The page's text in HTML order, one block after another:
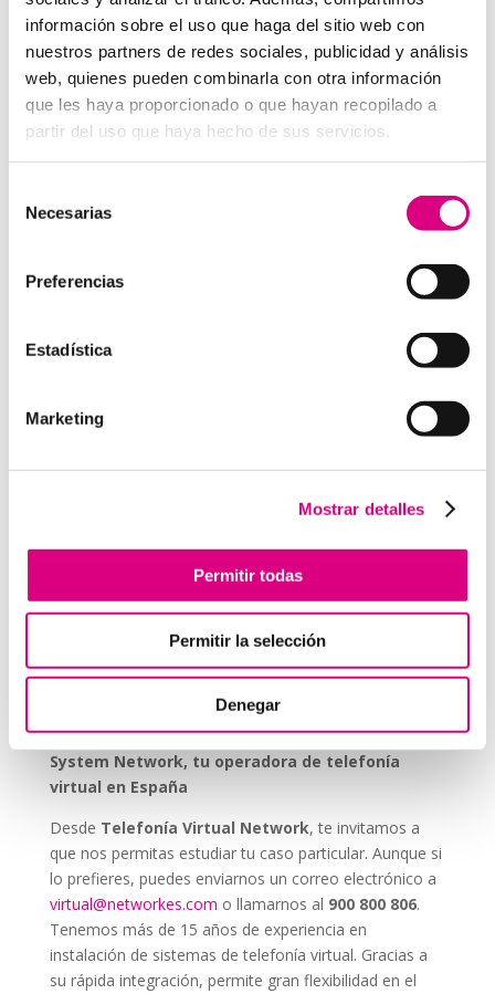
información sobre el uso que haga del sitio web con
nuestros partners de redes sociales, publicidad y análisis
web, quienes pueden combinarla con otra información
que les haya proporcionado o que hayan recopilado a
partir del uso que haya hecho de sus servicios.
Necesarias
Preferencias
Estadística
Marketing
Mostrar detalles
Permitir todas
Permitir la selección
Denegar
Audio en alta definición (HD).
Reducción activa de ruido.
Botones de emergencia o comunicación directa.
Posibilidad de conexión con fibra óptica o redes
simplificar el cableado.
Beneficios de implementar
interfonos IP en tus
Seguridad operativa:
permite actuar rápidamente
Mejora de la eficiencia:
facilita la coordinación en
inspección.
diseñados para durar en
Invertir en un buen sistema de intercomunicación es
tan importante como asegurar una buena red eléctrica.
interfonos IP para aerogeneradores
pieza clave en la gestión moderna de parques eólicos.
System Network, tu operadora de telefonía
virtual en España
Desde Telefonía Virtual Network, te invitamos a
que nos permitas estudiar tu caso particular. Aunque si
lo prefieres, puedes enviarnos un correo electrónico a
virtual@networkes.com o llamarnos al 900 800 806.
Tenemos más de 15 años de experiencia en
instalación de sistemas de telefonía virtual. Gracias a
su rápida integración, permite gran flexibilidad en el